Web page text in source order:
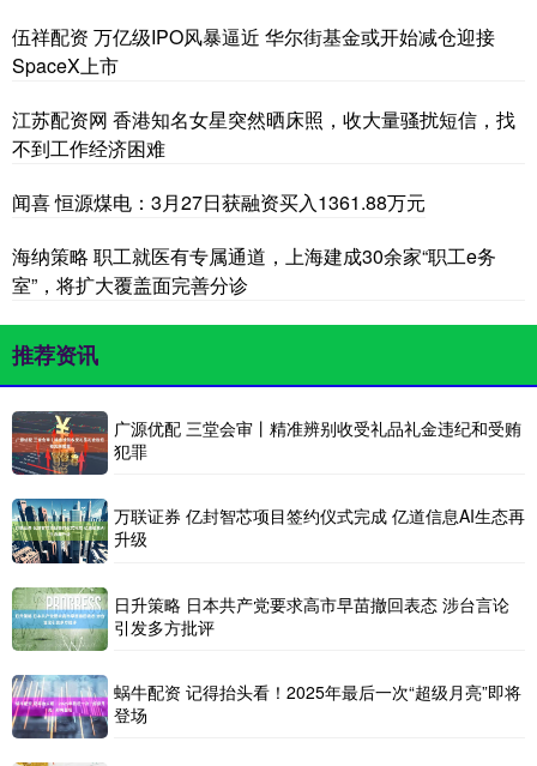
伍祥配资 万亿级IPO风暴逼近 华尔街基金或开始减仓迎接
SpaceX上市
江苏配资网 香港知名女星突然晒床照，收大量骚扰短信，找
不到工作经济困难
闻喜 恒源煤电：3月27日获融资买入1361.88万元
海纳策略 职工就医有专属通道，上海建成30余家“职工e务
室”，将扩大覆盖面完善分诊
推荐资讯
广源优配 三堂会审丨精准辨别收受礼品礼金违纪和受贿
犯罪
万联证券 亿封智芯项目签约仪式完成 亿道信息AI生态再
升级
日升策略 日本共产党要求高市早苗撤回表态 涉台言论
引发多方批评
蜗牛配资 记得抬头看！2025年最后一次“超级月亮”即将
登场